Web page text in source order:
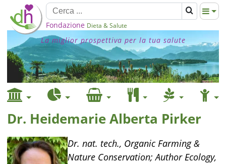
Fondazione Dieta & Salute
La miglior prospettiva per la tua salute
Dr. Heidemarie Alberta Pirker
Dr. nat. tech., Organic Farming &
Nature Conservation; Author Ecology,